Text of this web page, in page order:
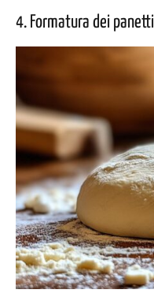
4. Formatura dei panetti